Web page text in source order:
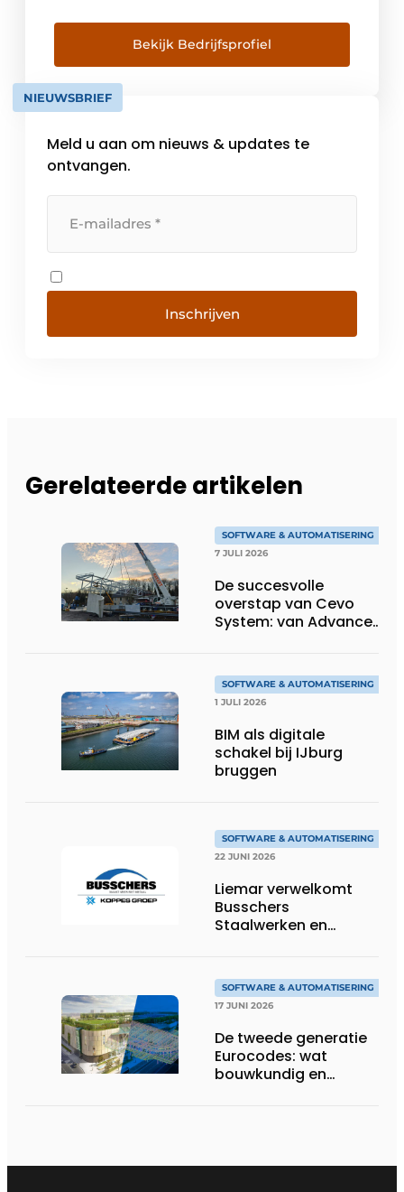
tussen 3D BIM-engineering en
geautomatiseerde prefab productie. Onze
ambitie droom is dan ook: een
volautomatisch en grootschalig
productieproces in iedere fabriek ter wereld.
Bekijk Bedrijfsprofiel
NIEUWSBRIEF
Meld u aan om nieuws & updates te
ontvangen.
Inschrijven
Gerelateerde artikelen
SOFTWARE & AUTOMATISERING
7 JULI 2026
De succesvolle
overstap van Cevo
System: van Advance
SOFTWARE & AUTOMATISERING
1 JULI 2026
BIM als digitale
schakel bij IJburg
bruggen
SOFTWARE & AUTOMATISERING
22 JUNI 2026
Liemar verwelkomt
Busschers
Staalwerken en
SOFTWARE & AUTOMATISERING
17 JUNI 2026
De tweede generatie
Eurocodes: wat
bouwkundig en